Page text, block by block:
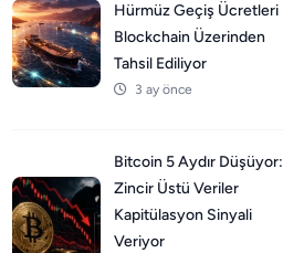
Hürmüz Geçiş Ücretleri
Blockchain Üzerinden
Tahsil Ediliyor
3 ay önce
Bitcoin 5 Aydır Düşüyor:
Zincir Üstü Veriler
Kapitülasyon Sinyali
Veriyor